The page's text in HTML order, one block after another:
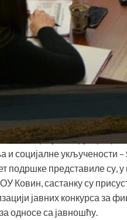
управи Ковин 28.
градова и
у оквиру
укључености –
подршке представиле
Ковин, састанку су
јавних конкурса за
односе са јавношћу.